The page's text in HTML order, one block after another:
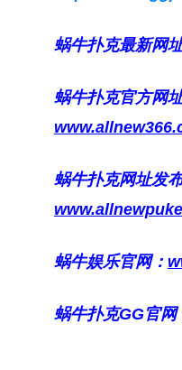
蜗牛扑克最新网
蜗牛扑克官方网
蜗牛扑克网址发
蜗牛娱乐官网：
蜗牛扑克GG官网